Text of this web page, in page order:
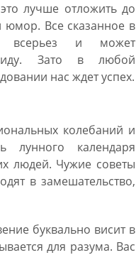
лучше отложить до
юмор. Все сказанное в
всерьез и может
Зато в любой
нас ждет успех.
колебаний и
лунного календаря
людей. Чужие советы
в замешательство,
буквально висит в
для разума. Вас